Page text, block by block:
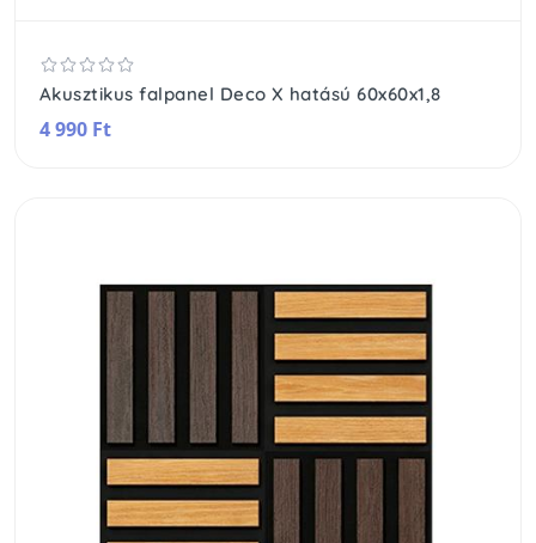
Akusztikus falpanel Deco X hatású 60x60x1,8
4 990 Ft